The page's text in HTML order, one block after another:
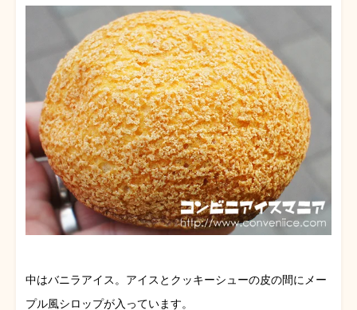
中はバニラアイス。アイスとクッキーシューの皮の間にメー
プル風シロップが入っています。